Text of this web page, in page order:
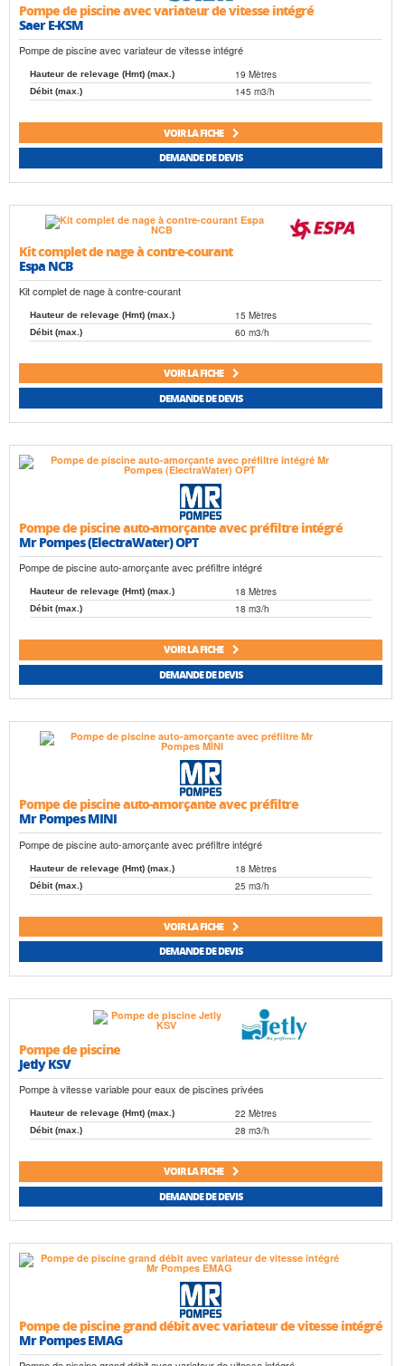
Pompe de piscine avec variateur de vitesse intégré
Saer E-KSM
Pompe de piscine avec variateur de vitesse intégré
Hauteur de relevage (Hmt) (max.) 19 Mètres
Débit (max.) 145 m3/h
VOIR LA FICHE
DEMANDE DE DEVIS
Kit complet de nage à contre-courant
Espa NCB
Kit complet de nage à contre-courant
Hauteur de relevage (Hmt) (max.) 15 Mètres
Débit (max.) 60 m3/h
VOIR LA FICHE
DEMANDE DE DEVIS
Pompe de piscine auto-amorçante avec préfiltre intégré
Mr Pompes (ElectraWater) OPT
Pompe de piscine auto-amorçante avec préfiltre intégré
Hauteur de relevage (Hmt) (max.) 18 Mètres
Débit (max.) 18 m3/h
VOIR LA FICHE
DEMANDE DE DEVIS
Pompe de piscine auto-amorçante avec préfiltre
Mr Pompes MINI
Pompe de piscine auto-amorçante avec préfiltre intégré
Hauteur de relevage (Hmt) (max.) 18 Mètres
Débit (max.) 25 m3/h
VOIR LA FICHE
DEMANDE DE DEVIS
Pompe de piscine
Jetly KSV
Pompe à vitesse variable pour eaux de piscines privées
Hauteur de relevage (Hmt) (max.) 22 Mètres
Débit (max.) 28 m3/h
VOIR LA FICHE
DEMANDE DE DEVIS
Pompe de piscine grand débit avec variateur de vitesse intégré
Mr Pompes EMAG